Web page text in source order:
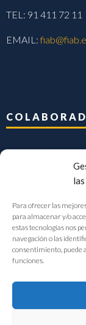
Para ofrecer las
para almacenar y/o
estas tecnologías nos
navegación o las
consentimiento, puede
funciones.
TEL: 91 411 72 11
EMAIL: